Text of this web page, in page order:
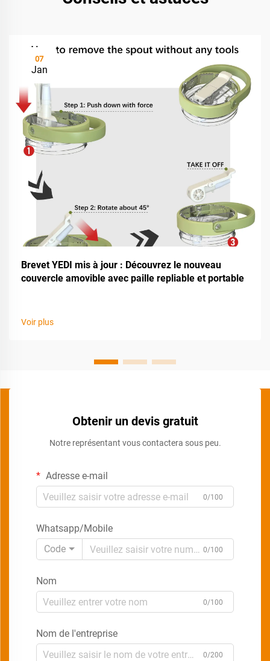
07
Jan
Brevet YEDI mis à jour : Découvrez le nouveau
couvercle amovible avec paille repliable et portable
Voir plus
Obtenir un devis gratuit
Notre représentant vous contactera sous peu.
Adresse e-mail
0/100
Whatsapp/Mobile
Code
0/100
Nom
0/100
Nom de l'entreprise
0/200